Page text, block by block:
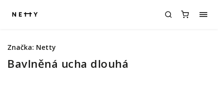
Bavlněná ucha dlouhá
Značka: Netty